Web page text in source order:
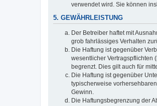
verwendet wird. Sie können
5. GEWÄHRLEISTUNG
Der Betreiber haftet mit
grob fahrlässiges Verhalten
Die Haftung ist gegenüber
wesentlicher Vertragspflichten
begrenzt. Dies gilt auch für
Die Haftung ist gegenüber
typischerweise
Gewinn.
Die Haftungsbegrenzung der